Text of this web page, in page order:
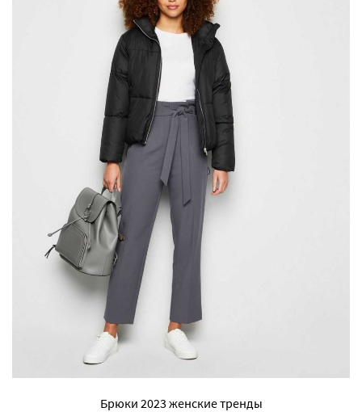
Брюки 2023 женские тренды